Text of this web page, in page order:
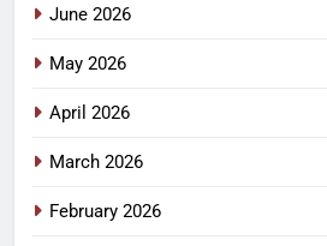
June 2026
May 2026
April 2026
March 2026
February 2026